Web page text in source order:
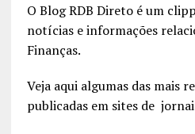
O Blog RDB Direto é um
notícias e informações
Finanças.
Veja aqui algumas das mais
publicadas em sites de